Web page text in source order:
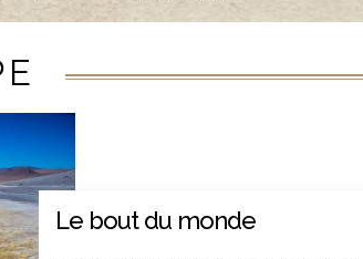
Le bout du monde